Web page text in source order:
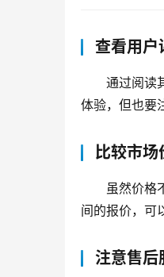
查看用户
通过阅读
体验，但也要
比较市场
虽然价格
间的报价，可
注意售后